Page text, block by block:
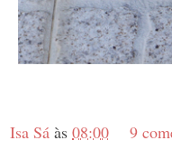
Isa Sá às 08:00 9